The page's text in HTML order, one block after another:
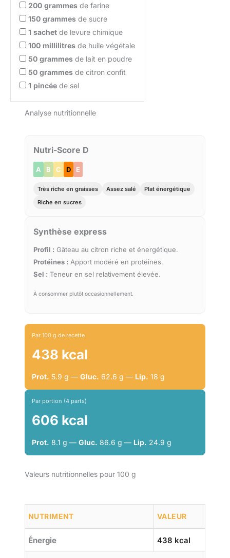
200 grammes de farine
150 grammes de sucre
1 sachet de levure chimique
100 millilitres de huile végétale
50 grammes de lait en poudre
50 grammes de citron confit
1 pincée de sel
Analyse nutritionnelle
Nutri-Score D
A B C D E
Très riche en graisses Assez salé
Plat énergétique
Riche en sucres
Synthèse express
Profil : Gâteau au citron riche et énergétique.
Protéines : Apport modéré en protéines.
Sel : Teneur en sel relativement élevée.
À consommer plutôt occasionnellement.
Par 100 g de recette
438 kcal
Prot. 5.9 g — Gluc. 62.6 g — Lip. 18 g
Par portion (4 parts)
606 kcal
Prot. 8.1 g — Gluc. 86.6 g — Lip. 24.9 g
Valeurs nutritionnelles pour 100 g
NUTRIMENT VALEUR
Énergie 438 kcal